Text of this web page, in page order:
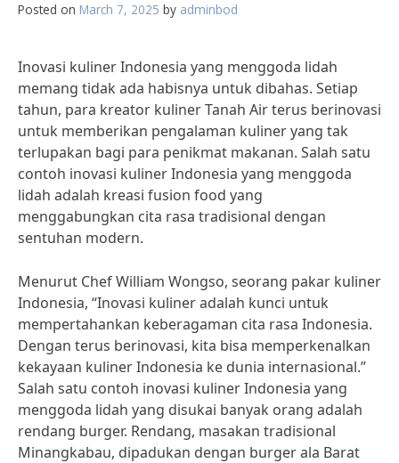
Posted on March 7, 2025 by adminbod
Inovasi kuliner Indonesia yang menggoda lidah
memang tidak ada habisnya untuk dibahas. Setiap
tahun, para kreator kuliner Tanah Air terus berinovasi
untuk memberikan pengalaman kuliner yang tak
terlupakan bagi para penikmat makanan. Salah satu
contoh inovasi kuliner Indonesia yang menggoda
lidah adalah kreasi fusion food yang
menggabungkan cita rasa tradisional dengan
sentuhan modern.
Menurut Chef William Wongso, seorang pakar kuliner
Indonesia, “Inovasi kuliner adalah kunci untuk
mempertahankan keberagaman cita rasa Indonesia.
Dengan terus berinovasi, kita bisa memperkenalkan
kekayaan kuliner Indonesia ke dunia internasional.”
Salah satu contoh inovasi kuliner Indonesia yang
menggoda lidah yang disukai banyak orang adalah
rendang burger. Rendang, masakan tradisional
Minangkabau, dipadukan dengan burger ala Barat